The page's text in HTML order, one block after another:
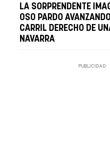
LA SORPRENDENTE
OSO PARDO
CARRIL DERECHO DE
NAVARRA